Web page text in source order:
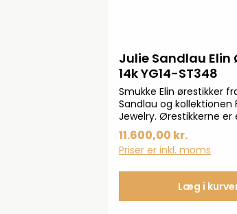
Julie Sandlau
14k YG14-ST348
Smukke Elin ørestikker
Sandlau og kollektionen
Jewelry. Ørestikkerne er
Elin-kollektionen.
udsmykket med de
11.600,00 kr.
Priser er inkl. moms
Læg i